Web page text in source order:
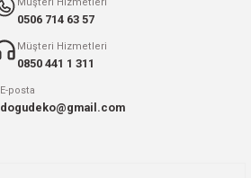
0506 714 63 57
Müşteri Hizmetleri
0850 441 1 311
E-posta
dogudeko@gmail.com